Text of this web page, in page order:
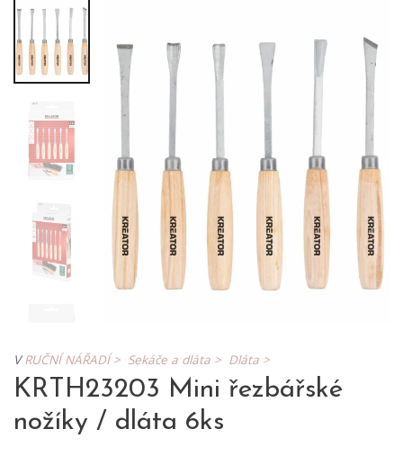
VRUČNÍ NÁŘADÍ > Sekáče a dláta > Dláta >
KRTH23203 Mini řezbářské
nožíky / dláta 6ks